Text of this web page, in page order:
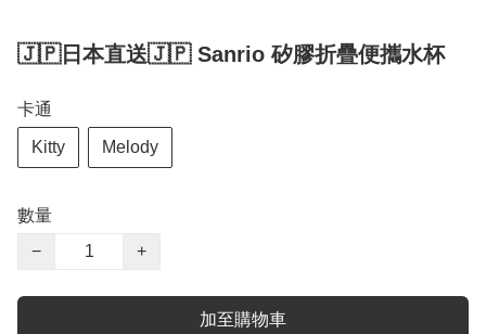
🇯🇵日本直送🇯🇵 Sanrio 矽膠折疊便攜水杯
卡通
Kitty Melody
數量
−
+
加至購物車